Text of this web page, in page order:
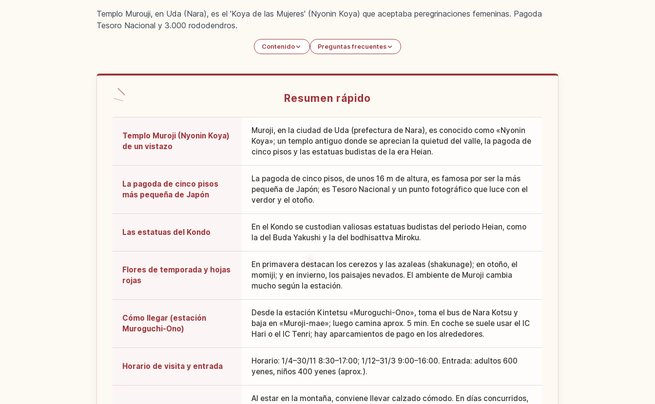
Templo Murouji, en Uda (Nara), es el 'Koya de las Mujeres' (Nyonin Koya) que aceptaba peregrinaciones femeninas. Pagoda
Tesoro Nacional y 3.000 rododendros.
Contenido Preguntas frecuentes
Resumen rápido
Templo Muroji (Nyonin Koya)
de un vistazo
Muroji, en la ciudad de Uda (prefectura de Nara), es conocido como «Nyonin
Koya»; un templo antiguo donde se aprecian la quietud del valle, la pagoda de
cinco pisos y las estatuas budistas de la era Heian.
La pagoda de cinco pisos
más pequeña de Japón
La pagoda de cinco pisos, de unos 16 m de altura, es famosa por ser la más
pequeña de Japón; es Tesoro Nacional y un punto fotográfico que luce con el
verdor y el otoño.
Las estatuas del Kondo
En el Kondo se custodian valiosas estatuas budistas del periodo Heian, como
la del Buda Yakushi y la del bodhisattva Miroku.
Flores de temporada y hojas
rojas
En primavera destacan los cerezos y las azaleas (shakunage); en otoño, el
momiji; y en invierno, los paisajes nevados. El ambiente de Muroji cambia
mucho según la estación.
Cómo llegar (estación
Muroguchi-Ono)
Desde la estación Kintetsu «Muroguchi-Ono», toma el bus de Nara Kotsu y
baja en «Muroji-mae»; luego camina aprox. 5 min. En coche se suele usar el IC
Hari o el IC Tenri; hay aparcamientos de pago en los alrededores.
Horario de visita y entrada
Horario: 1/4–30/11 8:30–17:00; 1/12–31/3 9:00–16:00. Entrada: adultos 600
yenes, niños 400 yenes (aprox.).
Al estar en la montaña, conviene llevar calzado cómodo. En días concurridos,